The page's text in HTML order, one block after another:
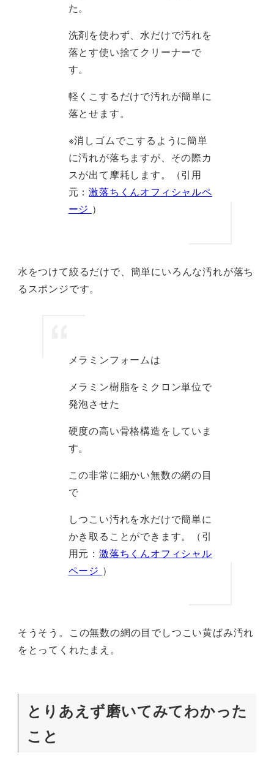
た。
洗剤を使わず、水だけで汚れを
落とす使い捨てクリーナーで
す。
軽くこするだけで汚れが簡単に
落とせます。
※消しゴムでこするように簡単
に汚れが落ちますが、その際カ
スが出て摩耗します。（引用
元：激落ちくんオフィシャルペ
ージ ）
水をつけて絞るだけで、簡単にいろんな汚れが落ち
るスポンジです。
メラミンフォームは
メラミン樹脂をミクロン単位で
発泡させた
硬度の高い骨格構造をしていま
す。
この非常に細かい無数の網の目
で
しつこい汚れを水だけで簡単に
かき取ることができます。（引
用元：激落ちくんオフィシャル
ページ ）
そうそう。この無数の網の目でしつこい黄ばみ汚れ
をとってくれたまえ。
とりあえず磨いてみてわかった
こと